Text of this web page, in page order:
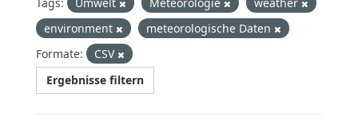
environment
meteorologische Daten
Formate:
CSV
Ergebnisse filtern